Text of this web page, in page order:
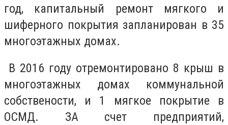
год, капитальный ремонт мягкого и
шиферного покрытия запланирован в 35
многоэтажных домах.
В 2016 году отремонтировано 8 крыш в
многоэтажных домах коммунальной
собствености, и 1 мягкое покрытие в
ОСМД. ЗА счет предприятий,